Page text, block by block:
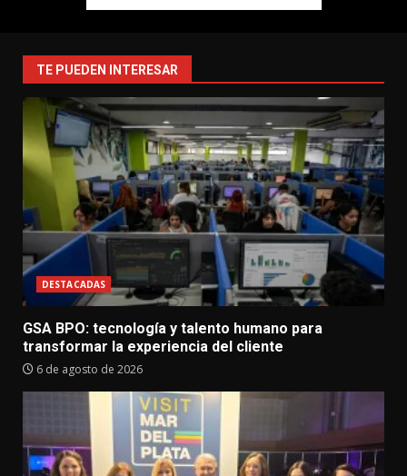
TE PUEDEN INTERESAR
DESTACADAS
GSA BPO: tecnología y talento humano para
transformar la experiencia del cliente
6 de agosto de 2026